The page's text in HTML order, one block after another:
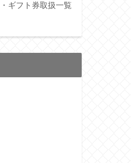
ギフト券取扱一覧